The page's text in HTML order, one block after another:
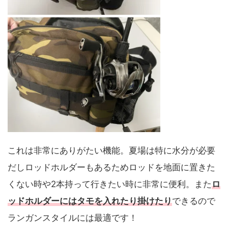
これは非常にありがたい機能。夏場は特に水分が必要
だしロッドホルダーもあるためロッドを地面に置きた
くない時や2本持って行きたい時に非常に便利。またロ
ッドホルダーにはタモを入れたり掛けたりできるので
ランガンスタイルには最適です！